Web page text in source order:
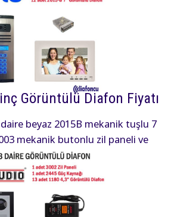
Görüntülü Diafon Fiyatı
beyaz 2015B mekanik tuşlu 7
mekanik butonlu zil paneli ve
diafon paketi 29915₺ dir.